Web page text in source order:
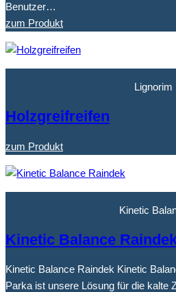
Benutzer…
zum Produkt
Lignorim
Holzgreifreifen
zum Produkt
Kinetic
Kinetic Balance
Kinetic Balance Raindek Kinetic
Parka ist unsere Lösung für die kalte